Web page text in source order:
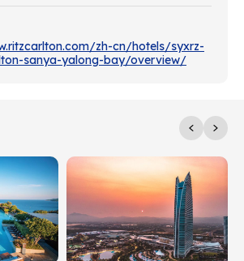
zh-cn/hotels/syxrz-
sanya-yalong-bay/overview/